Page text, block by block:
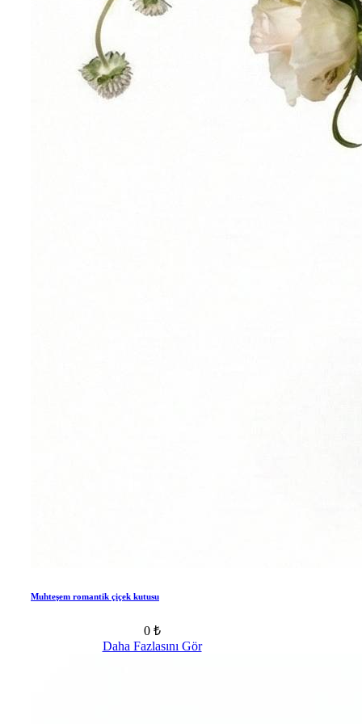
Muhteşem romantik çiçek kutusu
0 ₺
Daha Fazlasını Gör